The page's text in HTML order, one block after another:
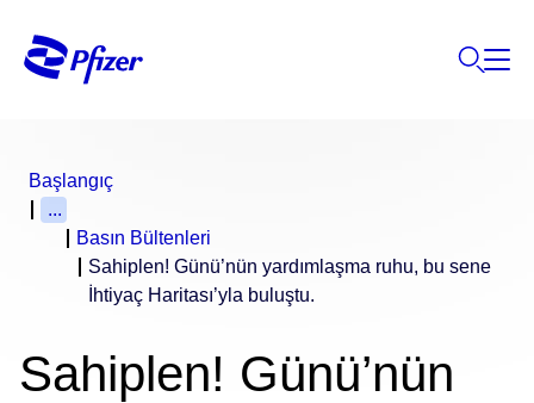
Başlangıç
...
Basın Bültenleri
Sahiplen! Günü’nün yardımlaşma ruhu, bu sene
İhtiyaç Haritası’yla buluştu.
Sahiplen! Günü’nün